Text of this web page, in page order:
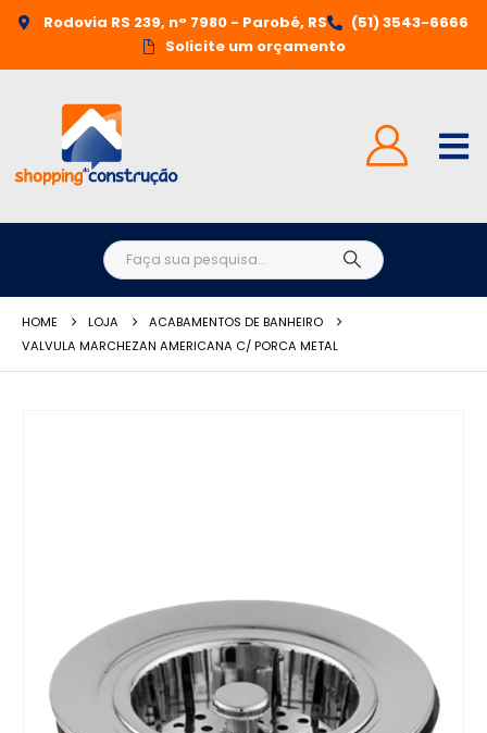
Rodovia RS 239, n° 7980 - Parobé, RS
(51) 3543-6666
Solicite um orçamento
HOME LOJA
ACABAMENTOS DE BANHEIRO
VALVULA MARCHEZAN AMERICANA C/ PORCA METAL